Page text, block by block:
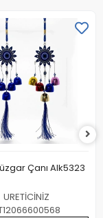
Çanı Alk5323
URETİCİNİZ